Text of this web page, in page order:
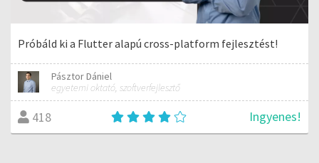
Próbáld ki a Flutter alapú cross-platform fejlesztést!
Pásztor Dániel
egyetemi oktató, szoftverfejlesztő
418 Ingyenes!